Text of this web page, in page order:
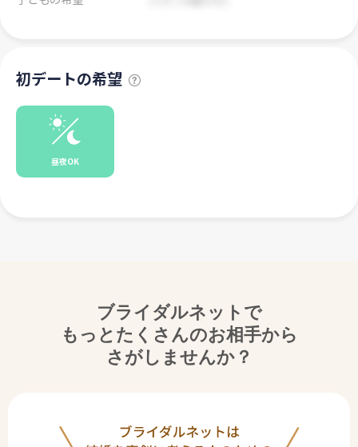
初デートの希望
昼夜OK
ブライダルネットで
もっとたくさんのお相手から
さがしませんか？